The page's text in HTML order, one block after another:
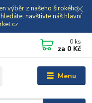
výběr z našeho širokého
navštivte náš hlavní
Menu
0 ks
za 0 Kč